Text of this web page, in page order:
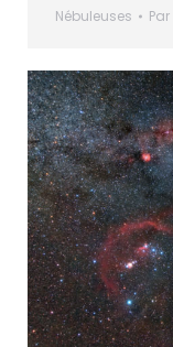
Nébuleuses Par